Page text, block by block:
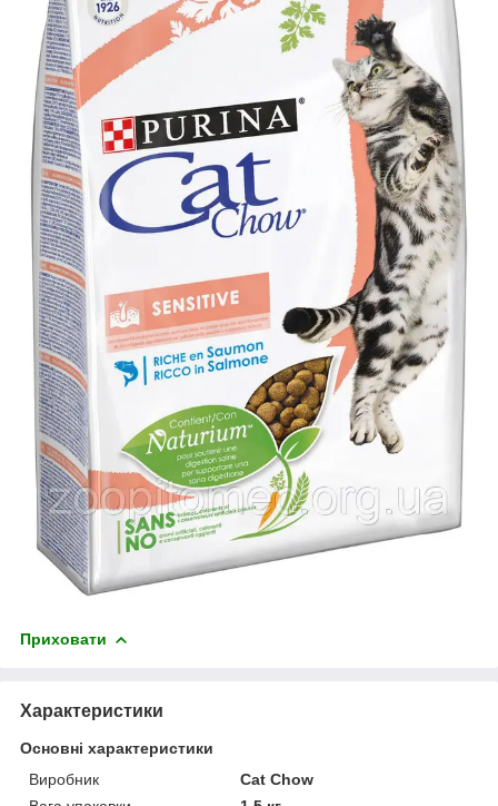
Приховати
Характеристики
Основні характеристики
Виробник
Cat Chow